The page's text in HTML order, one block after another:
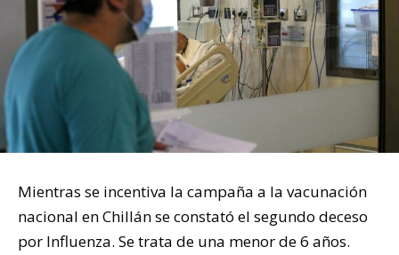
Mientras se incentiva la campaña a la vacunación
nacional en Chillán se constató el segundo deceso
por Influenza. Se trata de una menor de 6 años.